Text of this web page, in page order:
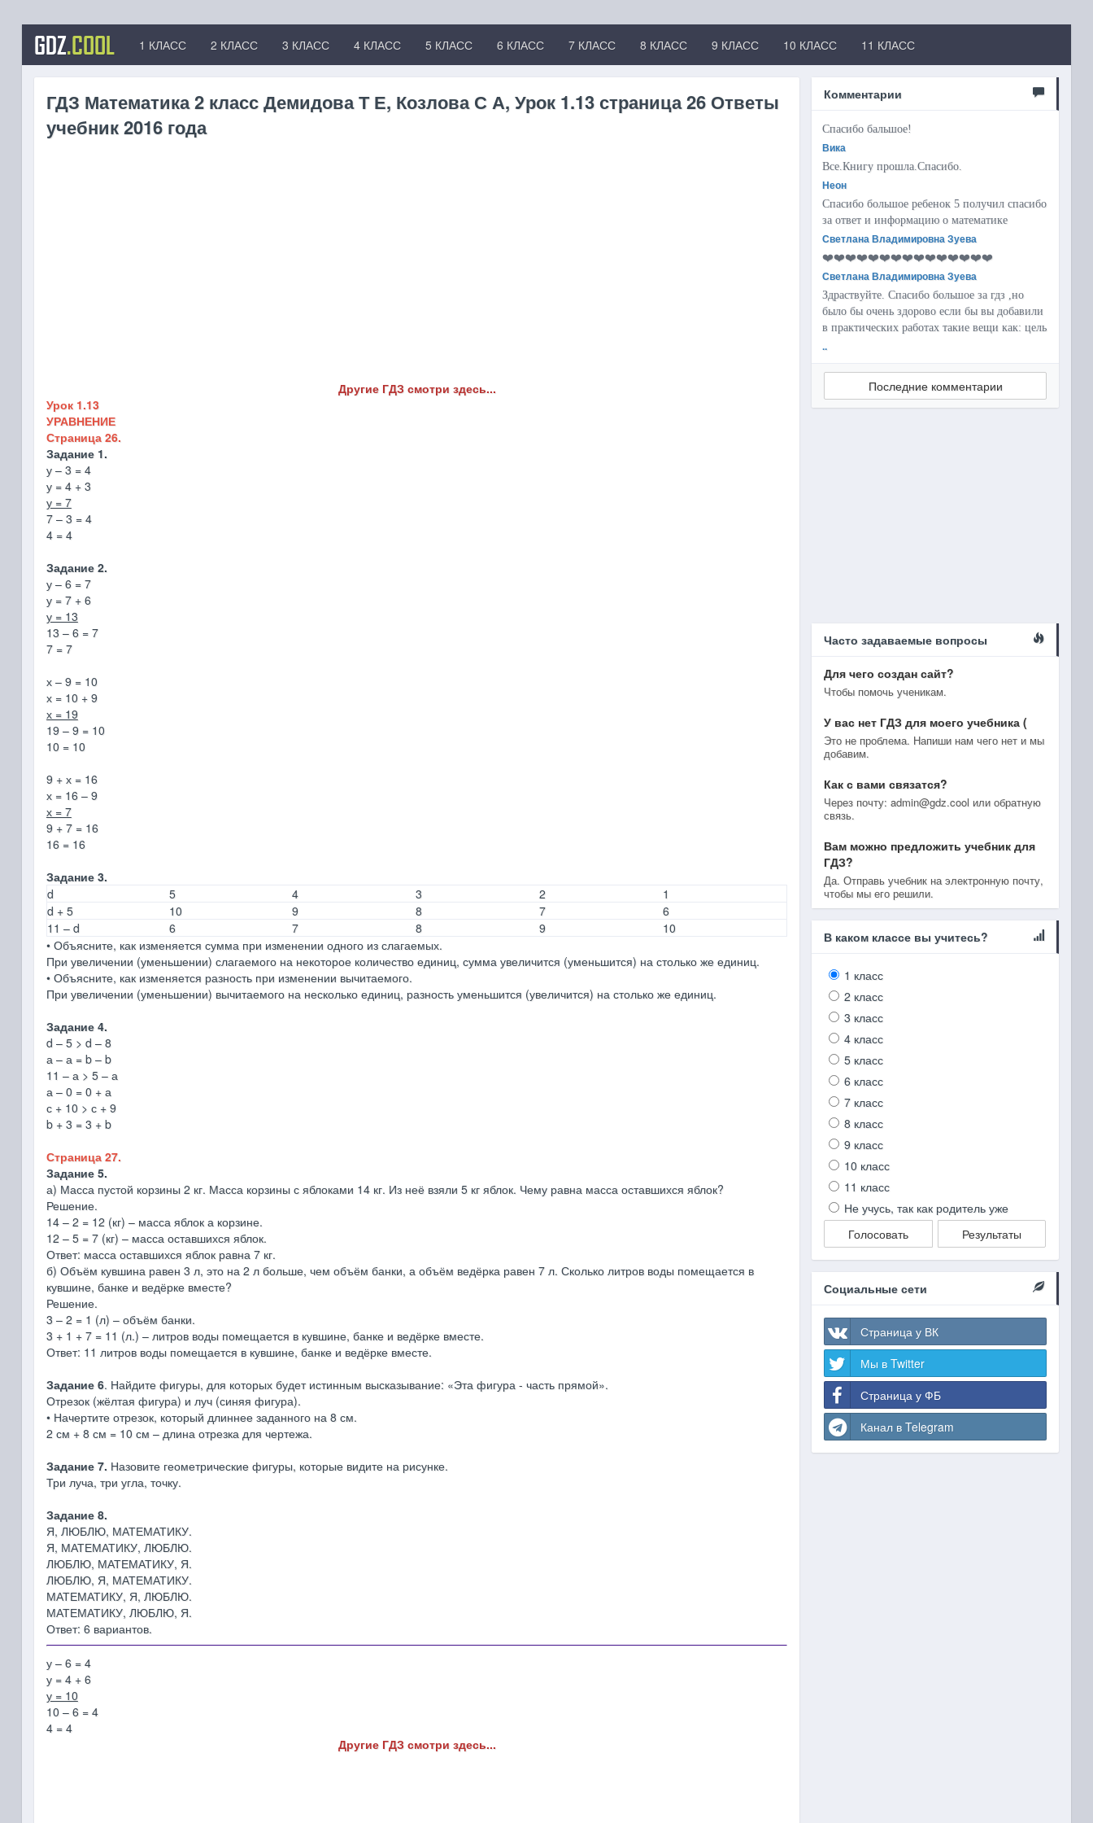
GDZ.COOL 1 КЛАСС 2 КЛАСС 3 КЛАСС 4 КЛАСС 5 КЛАСС 6 КЛАСС 7 КЛАСС 8 КЛАСС 9 КЛАСС 10 КЛАСС 11 КЛАСС
ГДЗ Математика 2 класс Демидова Т Е, Козлова С А, Урок 1.13 страница 26 Ответы
учебник 2016 года
Другие ГДЗ смотри здесь...
Урок 1.13
УРАВНЕНИЕ
Страница 26.
Задание 1.
у – 3 = 4
у = 4 + 3
у = 7
7 – 3 = 4
4 = 4
Задание 2.
у – 6 = 7
у = 7 + 6
у = 13
13 – 6 = 7
7 = 7
х – 9 = 10
х = 10 + 9
х = 19
19 – 9 = 10
10 = 10
9 + х = 16
х = 16 – 9
х = 7
9 + 7 = 16
16 = 16
Задание 3.
d
5 4 3 2
1
d + 5
10 9 8 7
6
11 – d
6 7 8 9
10
• Объясните, как изменяется сумма при изменении одного из слагаемых.
При увеличении (уменьшении) слагаемого на некоторое количество единиц, сумма увеличится (уменьшится) на столько же единиц.
• Объясните, как изменяется разность при изменении вычитаемого.
При увеличении (уменьшении) вычитаемого на несколько единиц, разность уменьшится (увеличится) на столько же единиц.
Задание 4.
d – 5 > d – 8
а – а = b – b
11 – а > 5 – а
а – 0 = 0 + а
с + 10 > с + 9
b + 3 = 3 + b
Страница 27.
Задание 5.
а) Масса пустой корзины 2 кг. Масса корзины с яблоками 14 кг. Из неё взяли 5 кг яблок. Чему равна масса оставшихся яблок?
Решение.
14 – 2 = 12 (кг) – масса яблок а корзине.
12 – 5 = 7 (кг) – масса оставшихся яблок.
Ответ: масса оставшихся яблок равна 7 кг.
б) Объём кувшина равен 3 л, это на 2 л больше, чем объём банки, а объём ведёрка равен 7 л. Сколько литров воды помещается в
кувшине, банке и ведёрке вместе?
Решение.
3 – 2 = 1 (л) – объём банки.
3 + 1 + 7 = 11 (л.) – литров воды помещается в кувшине, банке и ведёрке вместе.
Ответ: 11 литров воды помещается в кувшине, банке и ведёрке вместе.
Задание 6. Найдите фигуры, для которых будет истинным высказывание: «Эта фигура - часть прямой».
Отрезок (жёлтая фигура) и луч (синяя фигура).
• Начертите отрезок, который длиннее заданного на 8 см.
2 см + 8 см = 10 см – длина отрезка для чертежа.
Задание 7. Назовите геометрические фигуры, которые видите на рисунке.
Три луча, три угла, точку.
Задание 8.
Я, ЛЮБЛЮ, МАТЕМАТИКУ.
Я, МАТЕМАТИКУ, ЛЮБЛЮ.
ЛЮБЛЮ, МАТЕМАТИКУ, Я.
ЛЮБЛЮ, Я, МАТЕМАТИКУ.
МАТЕМАТИКУ, Я, ЛЮБЛЮ.
МАТЕМАТИКУ, ЛЮБЛЮ, Я.
Ответ: 6 вариантов.
у – 6 = 4
у = 4 + 6
у = 10
10 – 6 = 4
4 = 4
Другие ГДЗ смотри здесь...
Комментарии
Спасибо бальшое!
Вика
Все.Книгу прошла.Спасибо.
Неон
Спасибо большое ребенок 5 получил спасибо
за ответ и информацию о математике
Светлана Владимировна Зуева
❤️❤️❤️❤️❤️❤️❤️❤️❤️❤️❤️❤️❤️❤️❤️
Светлана Владимировна Зуева
Здраствуйте. Спасибо большое за гдз ,но
было бы очень здорово если бы вы добавили
в практических работах такие вещи как: цель
..
Последние комментарии
Часто задаваемые вопросы
Для чего создан сайт?
Чтобы помочь ученикам.
У вас нет ГДЗ для моего учебника (
Это не проблема. Напиши нам чего нет и мы
добавим.
Как с вами связатся?
Через почту: admin@gdz.cool или обратную
связь.
Вам можно предложить учебник для
ГДЗ?
Да. Отправь учебник на электронную почту,
чтобы мы его решили.
В каком классе вы учитесь?
1 класс
2 класс
3 класс
4 класс
5 класс
6 класс
7 класс
8 класс
9 класс
10 класс
11 класс
Не учусь, так как родитель уже
Голосовать
Результаты
Социальные сети
Страница у ВК
Мы в Twitter
Страница у ФБ
Канал в Telegram